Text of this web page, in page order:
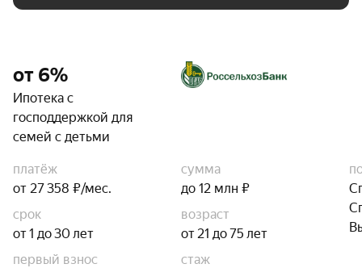
от 6%
Ипотека с
господдержкой для
семей с детьми
платёж
от 27 358 ₽/мес.
сумма
до 12 млн ₽
срок
от 1 до 30 лет
возраст
от 21 до 75 лет
первый взнос
стаж